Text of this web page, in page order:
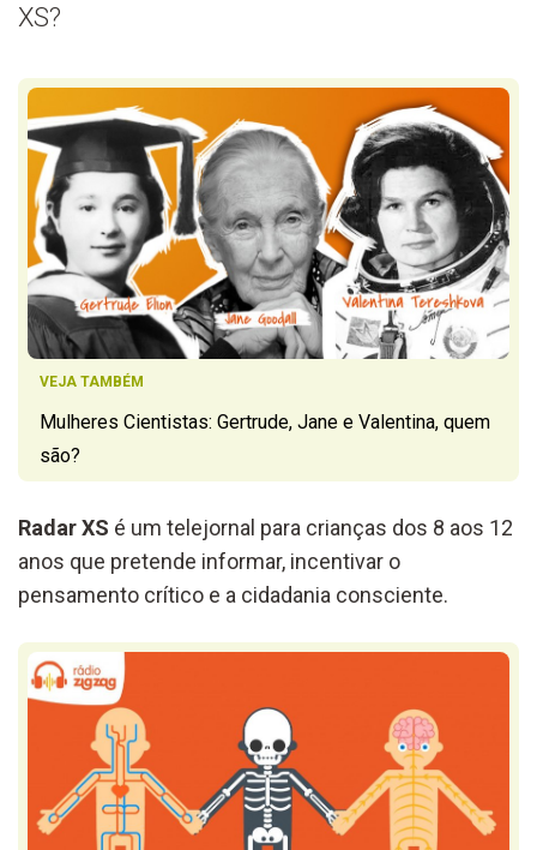
XS?
VEJA TAMBÉM
Mulheres Cientistas: Gertrude, Jane e Valentina, quem
são?
Radar XS é um telejornal para crianças dos 8 aos 12
anos que pretende informar, incentivar o
pensamento crítico e a cidadania consciente.